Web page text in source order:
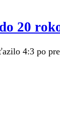
20
4:3 po